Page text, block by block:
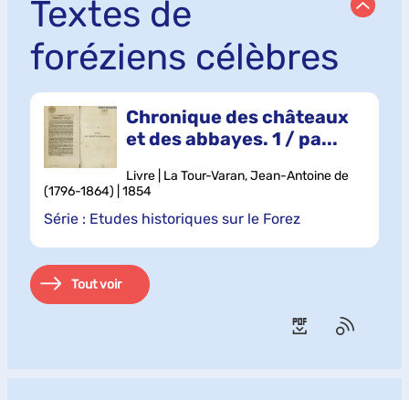
Textes de
foréziens célèbres
Chronique des châteaux
et des abbayes. 1 / pa...
Livre | La Tour-Varan, Jean-Antoine de
(1796-1864) | 1854
Série : Etudes historiques sur le Forez
Tout voir